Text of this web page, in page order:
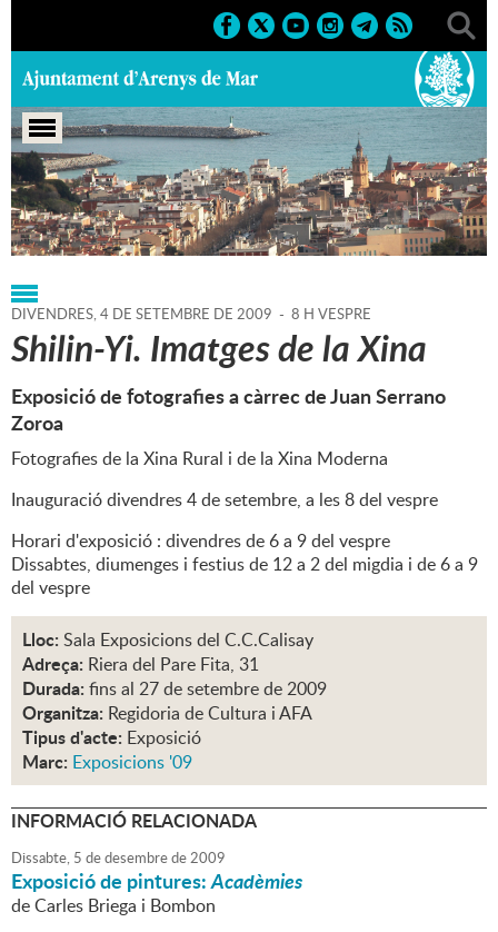
Portada > Regidories > Cultura > Agenda > 04-09-2009
DIVENDRES,4 DE SETEMBRE DE 2009 - 8 H VESPRE
Shilin-Yi. Imatges de la Xina
Exposició de fotografies a càrrec de Juan Serrano
Zoroa
Fotografies de la Xina Rural i de la Xina Moderna
Inauguració divendres 4 de setembre, a les 8 del vespre
Horari d'exposició : divendres de 6 a 9 del vespre
Dissabtes, diumenges i festius de 12 a 2 del migdia i de 6 a 9
del vespre
Lloc: Sala Exposicions del C.C.Calisay
Adreça: Riera del Pare Fita, 31
Durada: fins al 27 de setembre de 2009
Organitza: Regidoria de Cultura i AFA
Tipus d'acte: Exposició
Marc: Exposicions '09
INFORMACIÓ RELACIONADA
Dissabte, 5 dedesembrede2009
Exposició de pintures:Acadèmies
de Carles Briega i Bombon